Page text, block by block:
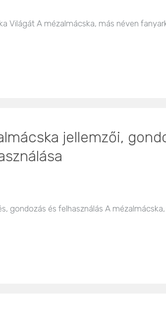
Világát A mézalmácska, más néven
jellemzői,
gondozás és felhasználás A